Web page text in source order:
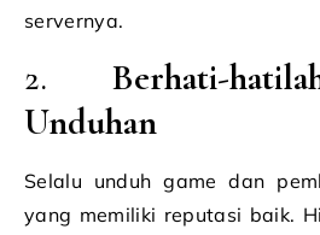
servernya.
2. Berhati-
Unduhan
Selalu unduh game dan
yang memiliki reputasi baik.